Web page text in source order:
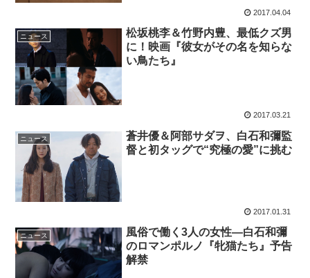
2017.04.04
ニュース
松坂桃李＆竹野内豊、最低クズ男
に！映画『彼女がその名を知らな
い鳥たち』
2017.03.21
ニュース
蒼井優＆阿部サダヲ、白石和彌監
督と初タッグで“究極の愛”に挑む
2017.01.31
ニュース
風俗で働く3人の女性―白石和彌
のロマンポルノ『牝猫たち』予告
解禁